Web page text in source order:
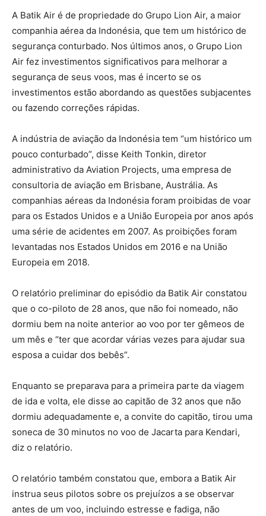
A Batik Air é de propriedade do Grupo Lion Air, a maior
companhia aérea da Indonésia, que tem um histórico de
segurança conturbado. Nos últimos anos, o Grupo Lion
Air fez investimentos significativos para melhorar a
segurança de seus voos, mas é incerto se os
investimentos estão abordando as questões subjacentes
ou fazendo correções rápidas.
A indústria de aviação da Indonésia tem “um histórico um
pouco conturbado”, disse Keith Tonkin, diretor
administrativo da Aviation Projects, uma empresa de
consultoria de aviação em Brisbane, Austrália. As
companhias aéreas da Indonésia foram proibidas de voar
para os Estados Unidos e a União Europeia por anos após
uma série de acidentes em 2007. As proibições foram
levantadas nos Estados Unidos em 2016 e na União
Europeia em 2018.
O relatório preliminar do episódio da Batik Air constatou
que o co-piloto de 28 anos, que não foi nomeado, não
dormiu bem na noite anterior ao voo por ter gêmeos de
um mês e “ter que acordar várias vezes para ajudar sua
esposa a cuidar dos bebês”.
Enquanto se preparava para a primeira parte da viagem
de ida e volta, ele disse ao capitão de 32 anos que não
dormiu adequadamente e, a convite do capitão, tirou uma
soneca de 30 minutos no voo de Jacarta para Kendari,
diz o relatório.
O relatório também constatou que, embora a Batik Air
instrua seus pilotos sobre os prejuízos a se observar
antes de um voo, incluindo estresse e fadiga, não